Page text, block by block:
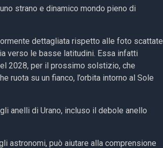
strano e dinamico mondo pieno di
dettagliata rispetto alle foto scattate
verso le basse latitudini. Essa infatti
2028, per il prossimo solstizio, che
ruota su un fianco, l’orbita intorno al Sole
anelli di Urano, incluso il debole anello
astronomi, può aiutare alla comprensione